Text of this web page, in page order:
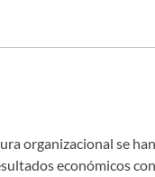
organizacional se
económicos